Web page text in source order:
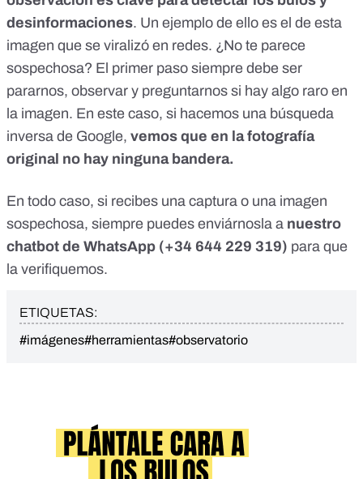
desinformaciones. Un ejemplo de ello es el de esta
imagen que se viralizó en redes. ¿No te parece
sospechosa? El primer paso siempre debe ser
pararnos, observar y preguntarnos si hay algo raro en
la imagen. En este caso, si hacemos una búsqueda
inversa de Google, vemos que en la fotografía
original no hay ninguna bandera.
En todo caso, si recibes una captura o una imagen
sospechosa, siempre puedes enviárnosla a nuestro
chatbot de WhatsApp (+34 644 229 319) para que
la verifiquemos.
ETIQUETAS:
#imágenes#herramientas#observatorio